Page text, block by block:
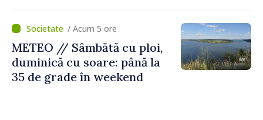
/ Acum 5 ore
METEO // Sâmbătă cu ploi,
duminică cu soare: până la
35 de grade în weekend